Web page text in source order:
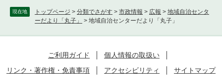
現在地 トップページ > 分類でさがす > 市政情報 > 広報 > 地域自治センタ
ーだより「丸子」
> 地域自治センターだより「丸子」
ご利用ガイド
個人情報の取扱い
リンク・著作権・免責事項
アクセシビリティ サイトマップ